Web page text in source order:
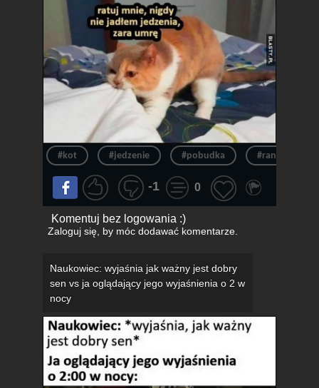
#kot #jedzenie #pobudka #ranek
-1 0
Komentuj bez logowania :)
Zaloguj się, by móc dodawać komentarze.
Naukowiec: wyjaśnia jak ważny jest dobry
sen vs ja oglądający jego wyjaśnienia o 2 w
nocy